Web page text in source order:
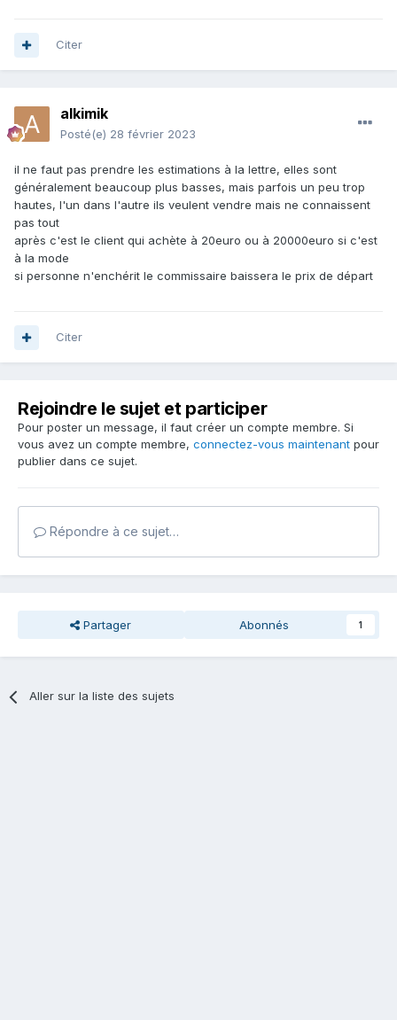
Citer
alkimik
Posté(e) 28 février 2023
il ne faut pas prendre les estimations à la lettre, elles sont
généralement beaucoup plus basses, mais parfois un peu trop
hautes, l'un dans l'autre ils veulent vendre mais ne connaissent
pas tout
après c'est le client qui achète à 20euro ou à 20000euro si c'est
à la mode
si personne n'enchérit le commissaire baissera le prix de départ
Citer
Rejoindre le sujet et participer
Pour poster un message, il faut créer un compte membre. Si
vous avez un compte membre, connectez-vous maintenant pour
publier dans ce sujet.
Répondre à ce sujet…
Partager Abonnés 1
Aller sur la liste des sujets